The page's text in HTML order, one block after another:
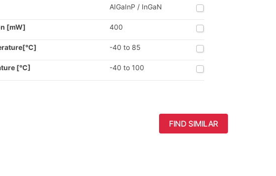
AIGaInP / InGaN
[mW] 400
-40 to 85
[°C] -40 to 100
FIND SIMILAR